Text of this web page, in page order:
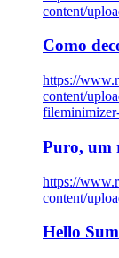
content/
Como
https://
content/
Puro, um
https://
content/
Hello